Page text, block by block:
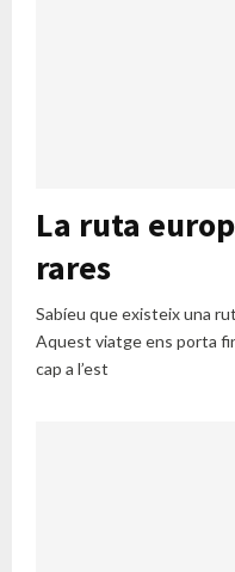
La ruta
rares
Sabíeu que existeix una
Aquest viatge ens porta
cap a l’est